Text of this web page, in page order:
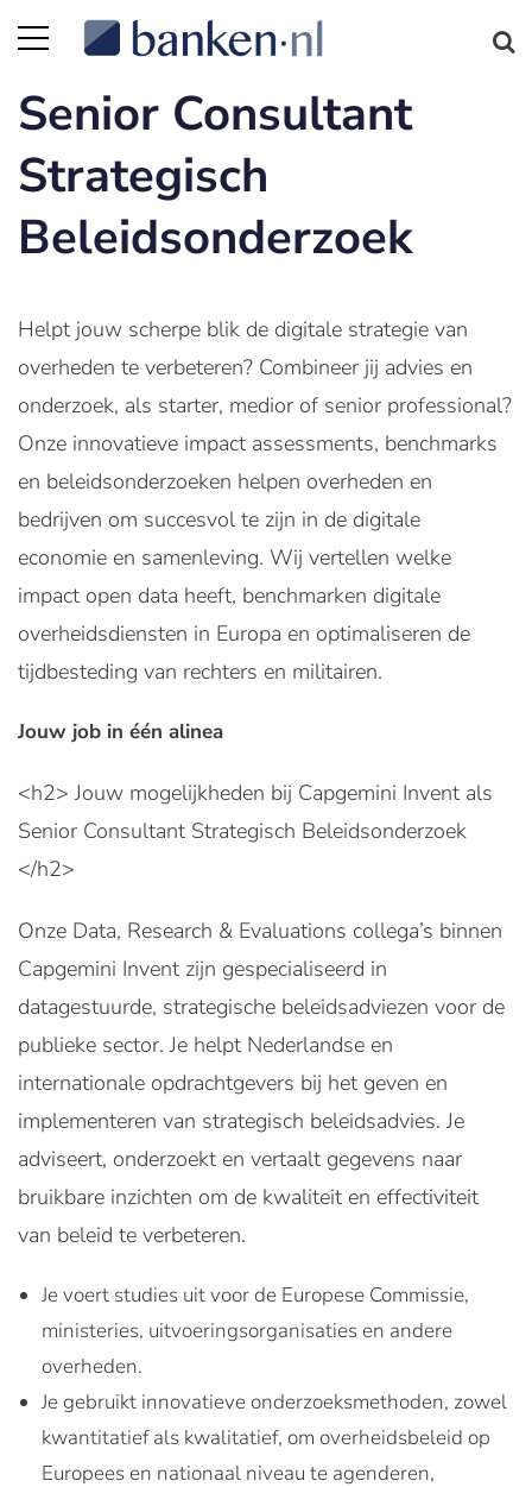
Senior Consultant
Strategisch
Beleidsonderzoek
Helpt jouw scherpe blik de digitale strategie van
overheden te verbeteren? Combineer jij advies en
onderzoek, als starter, medior of senior professional?
Onze innovatieve impact assessments, benchmarks
en beleidsonderzoeken helpen overheden en
bedrijven om succesvol te zijn in de digitale
economie en samenleving. Wij vertellen welke
impact open data heeft, benchmarken digitale
overheidsdiensten in Europa en optimaliseren de
tijdbesteding van rechters en militairen.
Jouw job in één alinea
<h2> Jouw mogelijkheden bij Capgemini Invent als
Senior Consultant Strategisch Beleidsonderzoek
</h2>
Onze Data, Research & Evaluations collega’s binnen
Capgemini Invent zijn gespecialiseerd in
datagestuurde, strategische beleidsadviezen voor de
publieke sector. Je helpt Nederlandse en
internationale opdrachtgevers bij het geven en
implementeren van strategisch beleidsadvies. Je
adviseert, onderzoekt en vertaalt gegevens naar
bruikbare inzichten om de kwaliteit en effectiviteit
van beleid te verbeteren.
Je voert studies uit voor de Europese Commissie,
ministeries, uitvoeringsorganisaties en andere
overheden.
Je gebruikt innovatieve onderzoeksmethoden, zowel
kwantitatief als kwalitatief, om overheidsbeleid op
Europees en nationaal niveau te agenderen,